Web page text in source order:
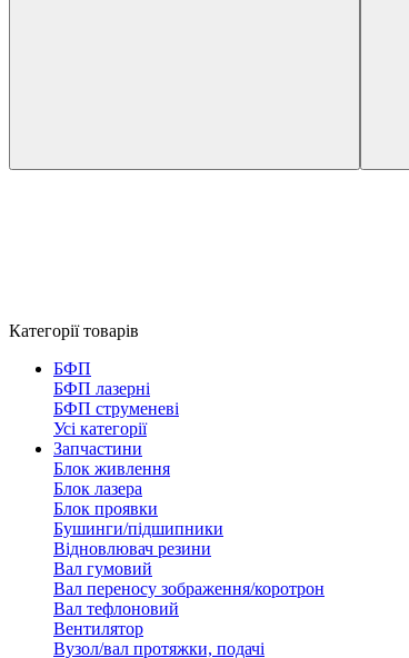
Категорії товарів
БФП
БФП лазерні
БФП струменеві
Усі категорії
Запчастини
Блок живлення
Блок лазера
Блок проявки
Бушинги/підшипники
Відновлювач резини
Вал гумовий
Вал переносу зображення/коротрон
Вал тефлоновий
Вентилятор
Вузол/вал протяжки, подачі